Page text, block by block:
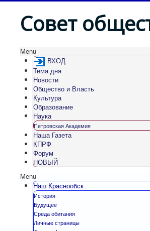
Совет
Menu
ВХОД
Тема дня
Новости
Общество и Власть
Культура
Образование
Наука
Петровская Академия
Наша Газета
КПРФ
Форум
НОВЫЙ
Menu
Наш Краснообск
История
Будущее
Среда обитания
Личные страницы